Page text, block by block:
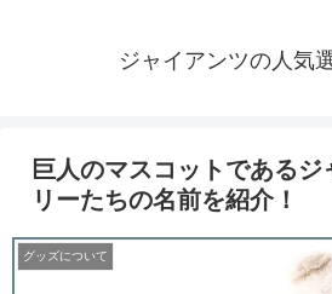
ジャイアンツの人気
巨人のマスコットであるジ
リーたちの名前を紹介！
グッズについて